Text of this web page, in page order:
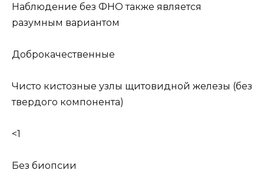
Наблюдение без ФНО также является
разумным вариантом
Доброкачественные
Чисто кистозные узлы щитовидной железы (без
твердого компонента)
<1
Без биопсии